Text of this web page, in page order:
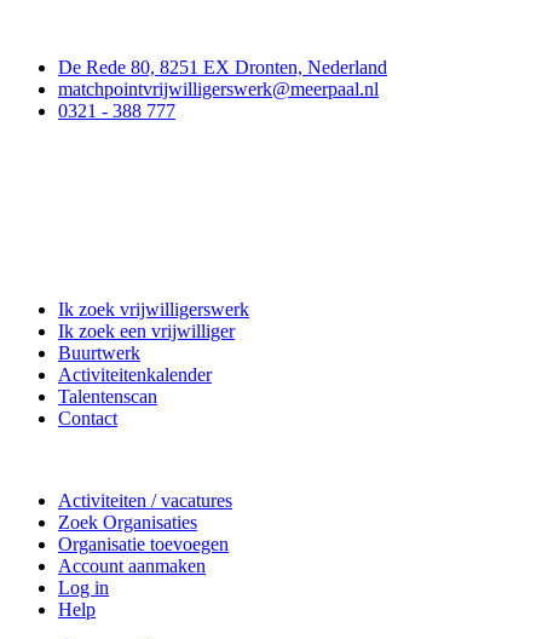
De Rede 80, 8251 EX Dronten, Nederland
matchpointvrijwilligerswerk@meerpaal.nl
0321 - 388 777
Ik zoek vrijwilligerswerk
Ik zoek een vrijwilliger
Buurtwerk
Activiteitenkalender
Talentenscan
Contact
Activiteiten / vacatures
Zoek Organisaties
Organisatie toevoegen
Account aanmaken
Log in
Help